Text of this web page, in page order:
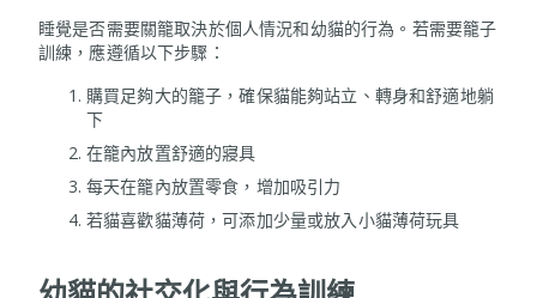
睡覺是否需要關籠取決於個人情況和幼貓的行為。若需要籠子
訓練，應遵循以下步驟：
購買足夠大的籠子，確保貓能夠站立、轉身和舒適地躺
下
在籠內放置舒適的寢具
每天在籠內放置零食，增加吸引力
若貓喜歡貓薄荷，可添加少量或放入小貓薄荷玩具